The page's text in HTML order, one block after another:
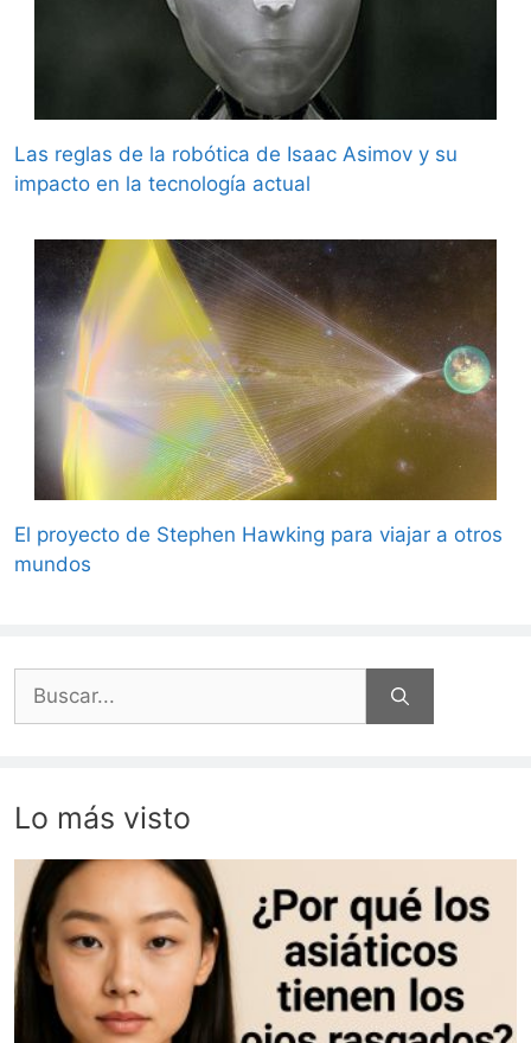
Las reglas de la robótica de Isaac Asimov y su
impacto en la tecnología actual
El proyecto de Stephen Hawking para viajar a otros
mundos
Buscar:
Lo más visto